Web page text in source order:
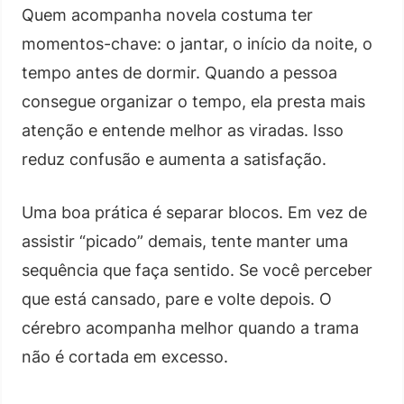
Quem acompanha novela costuma ter
momentos-chave: o jantar, o início da noite, o
tempo antes de dormir. Quando a pessoa
consegue organizar o tempo, ela presta mais
atenção e entende melhor as viradas. Isso
reduz confusão e aumenta a satisfação.
Uma boa prática é separar blocos. Em vez de
assistir “picado” demais, tente manter uma
sequência que faça sentido. Se você perceber
que está cansado, pare e volte depois. O
cérebro acompanha melhor quando a trama
não é cortada em excesso.